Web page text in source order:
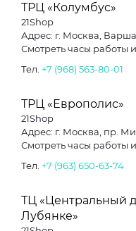
ТРЦ «Колумбус»
21Shop
Адрес: г. Москва,
Смотреть часы работы
Тел. +7 (968) 563-80-01
ТРЦ «Европолис»
21Shop
Адрес: г. Москва, пр.
Смотреть часы работы
Тел. +7 (963) 650-63-74
ТЦ «Центральный
Лубянке»